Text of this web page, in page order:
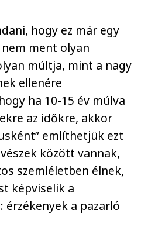
hogy ez már egy
ment olyan
múltja, mint a nagy
ellenére
ha 10-15 év múlva
az időkre, akkor
említhetjük ezt
között vannak,
szemléletben élnek,
képviselik a
érzékenyek a pazarló